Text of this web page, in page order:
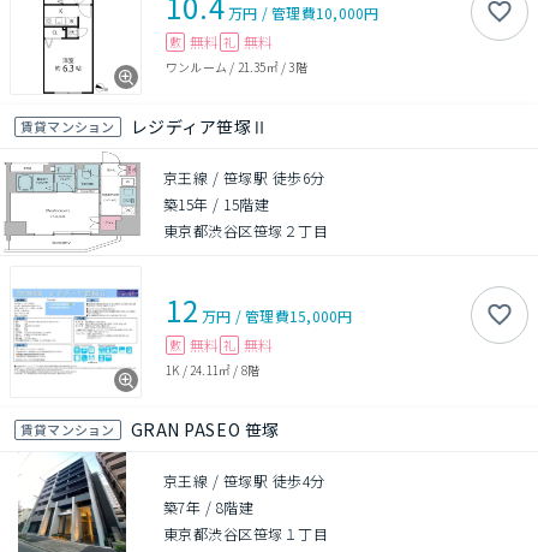
万円 /管理費10,000円
敷 無料 礼 無料
ワンルーム / 21.35㎡/3階
賃貸マンション レジディア笹塚Ⅱ
京王線 / 笹塚駅 徒歩6分
築15年 / 15階建
東京都渋谷区笹塚２丁目
12 万円 /管理費15,000円
敷 無料 礼 無料
1K / 24.11㎡ / 8階
賃貸マンション GRAN PASEO 笹塚
京王線 / 笹塚駅 徒歩4分
築7年 / 8階建
東京都渋谷区笹塚１丁目